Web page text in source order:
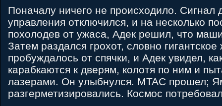
Поначалу ничего не происходило. Сигнал
управления отключился, и на несколько
похолодев от ужаса, Адек решил, что
Затем раздался грохот, словно
пробуждалось от спячки, и Адек увидел,
карабкаются к дверям, колотя по ним и
лазерами. Он улыбнулся. MTAC прошел;
разгерметизировались. Космос